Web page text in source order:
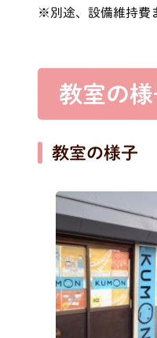
※別途、設備維持費
教室の
教室の様子